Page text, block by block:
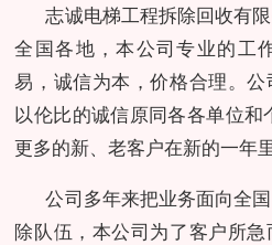
志诚电梯工程拆除回收有
全国各地，本公司专业的工
易，诚信为本，价格合理。
以伦比的诚信原同各各单位
更多的新、老客户在新的一年
公司多年来把业务面向全
除队伍，本公司为了客户所急